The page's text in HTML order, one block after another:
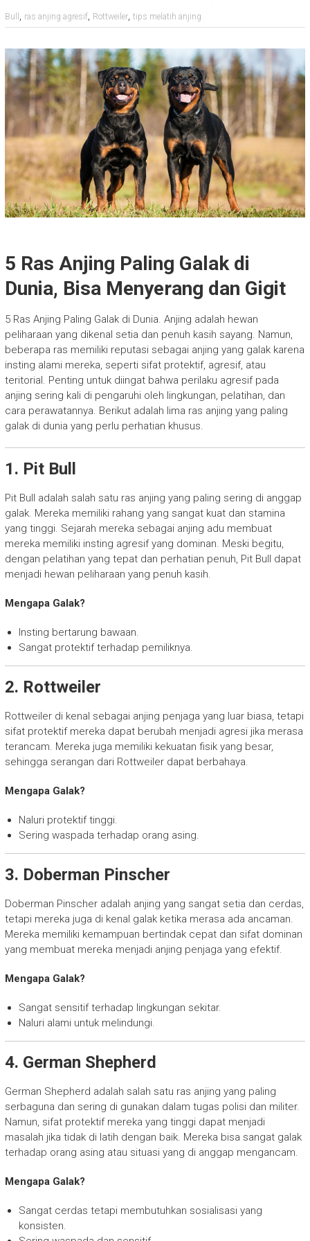
Bull , ras anjing agresif, Rottweiler, tips melatih anjing
5 Ras Anjing Paling Galak di
Dunia, Bisa Menyerang dan Gigit
5 Ras Anjing Paling Galak di Dunia. Anjing adalah hewan
peliharaan yang dikenal setia dan penuh kasih sayang. Namun,
beberapa ras memiliki reputasi sebagai anjing yang galak karena
insting alami mereka, seperti sifat protektif, agresif, atau
teritorial. Penting untuk diingat bahwa perilaku agresif pada
anjing sering kali di pengaruhi oleh lingkungan, pelatihan, dan
cara perawatannya. Berikut adalah lima ras anjing yang paling
galak di dunia yang perlu perhatian khusus.
1. Pit Bull
Pit Bull adalah salah satu ras anjing yang paling sering di anggap
galak. Mereka memiliki rahang yang sangat kuat dan stamina
yang tinggi. Sejarah mereka sebagai anjing adu membuat
mereka memiliki insting agresif yang dominan. Meski begitu,
dengan pelatihan yang tepat dan perhatian penuh, Pit Bull dapat
menjadi hewan peliharaan yang penuh kasih.
Mengapa Galak?
Insting bertarung bawaan.
Sangat protektif terhadap pemiliknya.
2. Rottweiler
Rottweiler di kenal sebagai anjing penjaga yang luar biasa, tetapi
sifat protektif mereka dapat berubah menjadi agresi jika merasa
terancam. Mereka juga memiliki kekuatan fisik yang besar,
sehingga serangan dari Rottweiler dapat berbahaya.
Mengapa Galak?
Naluri protektif tinggi.
Sering waspada terhadap orang asing.
3. Doberman Pinscher
Doberman Pinscher adalah anjing yang sangat setia dan cerdas,
tetapi mereka juga di kenal galak ketika merasa ada ancaman.
Mereka memiliki kemampuan bertindak cepat dan sifat dominan
yang membuat mereka menjadi anjing penjaga yang efektif.
Mengapa Galak?
Sangat sensitif terhadap lingkungan sekitar.
Naluri alami untuk melindungi.
4. German Shepherd
German Shepherd adalah salah satu ras anjing yang paling
serbaguna dan sering di gunakan dalam tugas polisi dan militer.
Namun, sifat protektif mereka yang tinggi dapat menjadi
masalah jika tidak di latih dengan baik. Mereka bisa sangat galak
terhadap orang asing atau situasi yang di anggap mengancam.
Mengapa Galak?
Sangat cerdas tetapi membutuhkan sosialisasi yang
konsisten.